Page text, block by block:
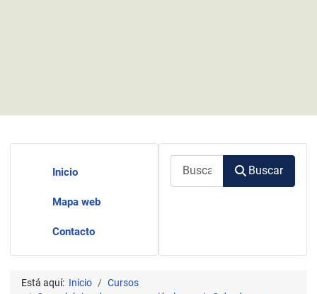
Inicio
Mapa web
Contacto
Buscar
Está aquí: Inicio
Cursos